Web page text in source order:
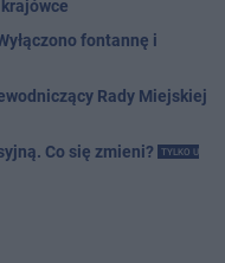
fontannę i
Rady Miejskiej
Co się zmieni?
TYLKO U